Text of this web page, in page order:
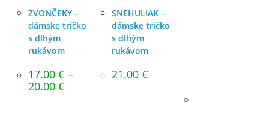
ZVONČEKY –
dámske tričko
s dlhým
rukávom
17.00€ –
20.00€
SNEHULIAK –
dámske tričko
s dlhým
rukávom
21.00 €